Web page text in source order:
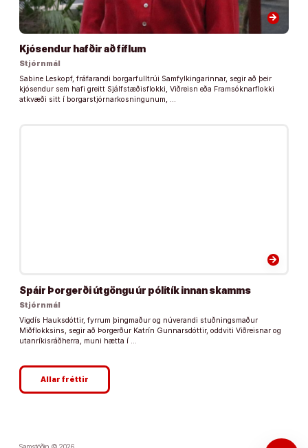
arrow_forward
Kjósendur hafðir að fíflum
Stjórnmál
Sabine Leskopf, fráfarandi borgarfulltrúi Samfylkingarinnar, segir að þeir
kjósendur sem hafi greitt Sjálfstæðisflokki, Viðreisn eða Framsóknarflokki
atkvæði sitt í borgarstjórnarkosningunum, …
arrow_forward
Spáir Þorgerði útgöngu úr pólitík innan skamms
Stjórnmál
Vigdís Hauksdóttir, fyrrum þingmaður og núverandi stuðningsmaður
Miðflokksins, segir að Þorgerður Katrín Gunnarsdóttir, oddviti Viðreisnar og
utanríkisráðherra, muni hætta í …
Allar fréttir